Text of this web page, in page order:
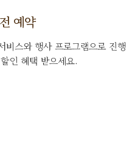
예약
비스와 행사 프로그램으로 진행
인 혜택 받으세요.